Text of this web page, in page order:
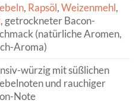
, Rapsöl,Weizenmehl,
, getrockneter Bacon-
(natürliche Aromen,
Aroma)
würzig mit süßlichen
und rauchiger
Note